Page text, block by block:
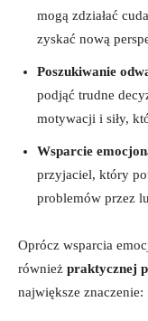
mogą zdziałać
zyskać nową
Poszukiwanie
podjąć trudne
motywacji i siły,
Wsparcie
przyjaciel, który
problemów przez
Oprócz wsparcia
również praktycznej
największe znaczenie: